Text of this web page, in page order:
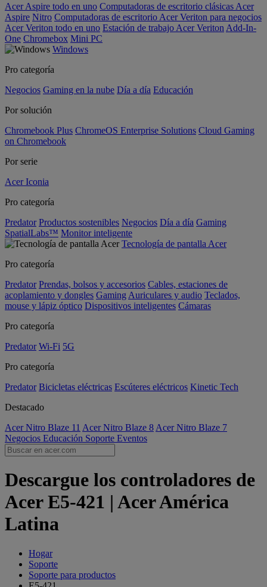
Acer Aspire todo en uno Computadoras de escritorio clásicas Acer
Aspire Nitro Computadoras de escritorio Acer Veriton para negocios
Acer Veriton todo en uno Estación de trabajo Acer Veriton Add-In-
One Chromebox Mini PC
Windows
Pro categoría
Negocios Gaming en la nube Día a día Educación
Por solución
Chromebook Plus ChromeOS Enterprise Solutions Cloud Gaming
on Chromebook
Por serie
Acer Iconia
Pro categoría
Predator Productos sostenibles Negocios Día a día Gaming
SpatialLabs™ Monitor inteligente
Tecnología de pantalla Acer
Pro categoría
Predator Prendas, bolsos y accesorios Cables, estaciones de
acoplamiento y dongles Gaming Auriculares y audio Teclados,
mouse y lápiz óptico Dispositivos inteligentes Cámaras
Pro categoría
Predator Wi-Fi 5G
Pro categoría
Predator Bicicletas eléctricas Escúteres eléctricos Kinetic Tech
Destacado
Acer Nitro Blaze 11 Acer Nitro Blaze 8 Acer Nitro Blaze 7
Negocios Educación Soporte Eventos
Descargue los controladores de
Acer E5-421 | Acer América
Latina
Hogar
Soporte
Soporte para productos